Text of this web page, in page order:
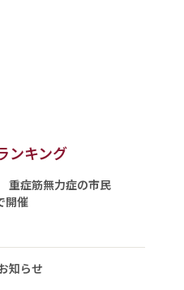
ンキング
重症筋無力症の市民
開催
知らせ